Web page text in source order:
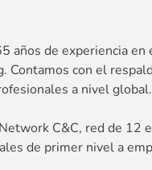
años de experiencia
Contamos con el
a nivel global.
C&C, red de 12
de primer nivel a